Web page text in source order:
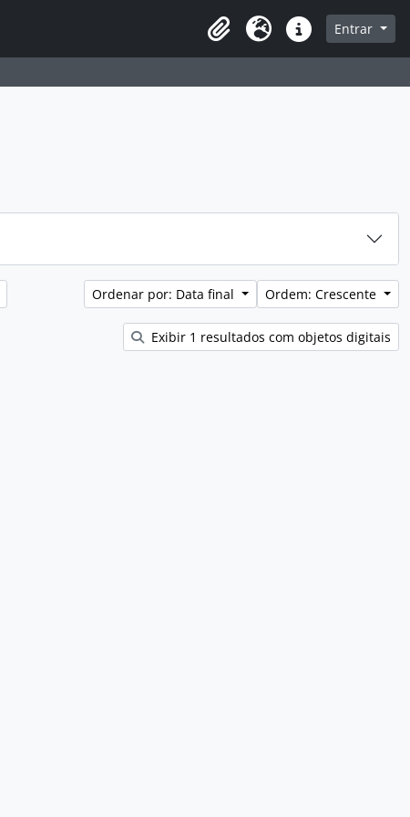
na página de navegação
Idioma Atalhos Entrar
Ordenar por: Data final Ordem: Crescente
Exibir 1 resultados com objetos digitais